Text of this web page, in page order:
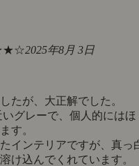
2025年8月 3日
たが、大正解でした。
グレーで、個人的にはほ
す。
インテリアですが、真っ
け込んでくれています。